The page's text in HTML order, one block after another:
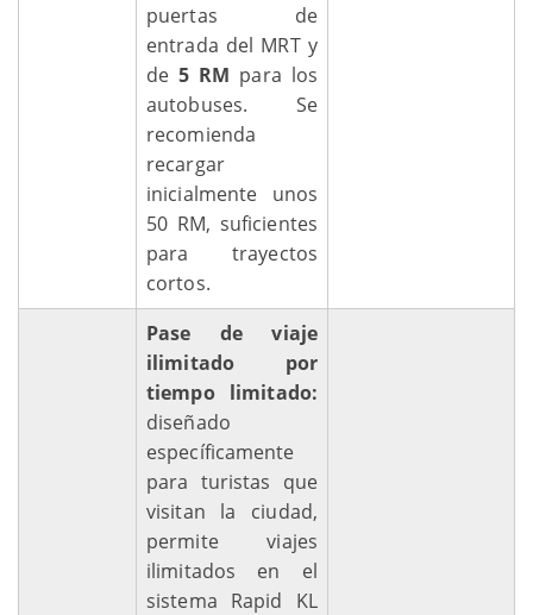
puertas de
entrada del MRT y
de5 RM para los
autobuses. Se
recomienda
recargar
inicialmente unos
50 RM, suficientes
para trayectos
cortos.
Pase de viaje
ilimitado por
tiempo limitado:
diseñado
específicamente
para turistas que
visitan la ciudad,
permite viajes
ilimitados en el
sistema Rapid KL